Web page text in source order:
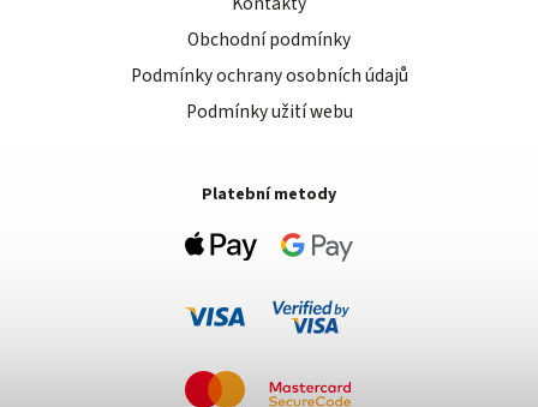
Obchodní podmínky
Podmínky ochrany osobních údajů
Podmínky užití webu
Platební metody